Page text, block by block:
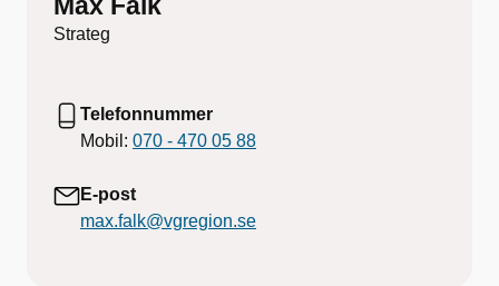
Strateg
Telefonnummer
Mobil: 070 - 470 05 88
E-post
max.falk@vgregion.se